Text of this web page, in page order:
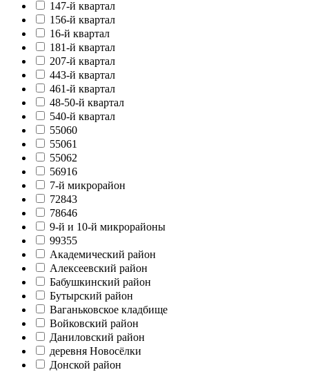
147-й квартал
156-й квартал
16-й квартал
181-й квартал
207-й квартал
443-й квартал
461-й квартал
48-50-й квартал
540-й квартал
55060
55061
55062
56916
7-й микрорайон
72843
78646
9-й и 10-й микрорайоны
99355
Академический район
Алексеевский район
Бабушкинский район
Бутырский район
Ваганьковское кладбище
Войковский район
Даниловский район
деревня Новосёлки
Донской район